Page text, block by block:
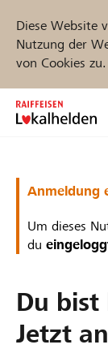
Diese Website
Nutzung der
von Cookies zu.
Zum
Inhalt
Anmeldung
Um dieses
du
Du bist
Jetzt